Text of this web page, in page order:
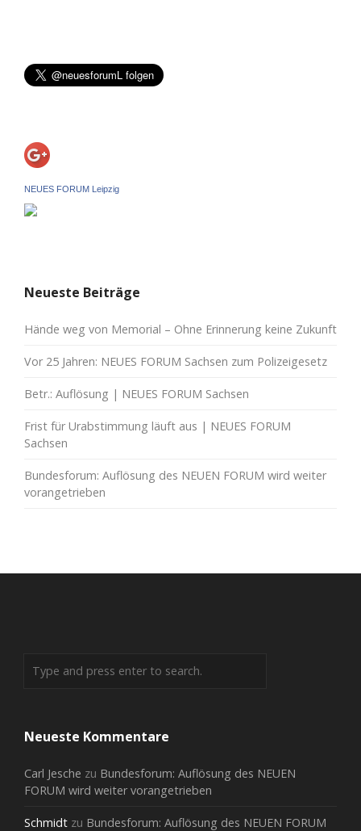
NEUES FORUM Leipzig
Neueste Beiträge
Hände weg von Memorial – Ohne Erinnerung keine Zukunft
Vor 25 Jahren: NEUES FORUM Sachsen zum Polizeigesetz
Betr.: Auflösung | NEUES FORUM Sachsen
Frist für Urabstimmung läuft aus | NEUES FORUM
Sachsen
Bundesforum: Auflösung des NEUEN FORUM wird weiter
vorangetrieben
Neueste Kommentare
Carl Jesche zu Bundesforum: Auflösung des NEUEN
FORUM wird weiter vorangetrieben
Schmidt zu Bundesforum: Auflösung des NEUEN FORUM